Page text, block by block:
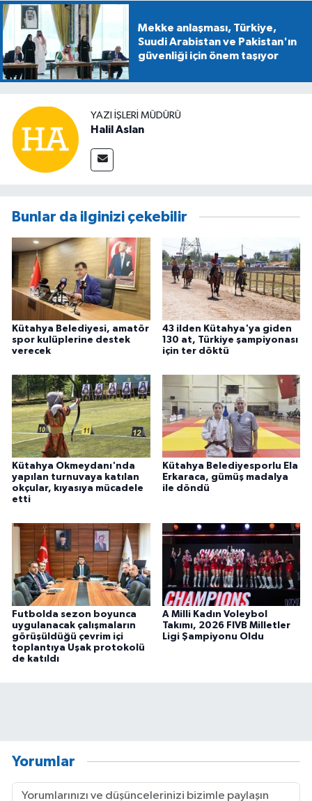
Mekke anlaşması, Türkiye,
Suudi Arabistan ve Pakistan'ın
güvenliği için önem taşıyor
YAZI İŞLERİ MÜDÜRÜ
Halil Aslan
Bunlar da ilginizi çekebilir
Kütahya Belediyesi, amatör
spor kulüplerine destek
verecek
43 ilden Kütahya'ya giden
130 at, Türkiye şampiyonası
için ter döktü
Kütahya Okmeydanı'nda
yapılan turnuvaya katılan
okçular, kıyasıya mücadele
etti
Kütahya Belediyesporlu Ela
Erkaraca, gümüş madalya
ile döndü
Futbolda sezon boyunca
uygulanacak çalışmaların
görüşüldüğü çevrim içi
toplantıya Uşak protokolü
de katıldı
A Milli Kadın Voleybol
Takımı, 2026 FIVB Milletler
Ligi Şampiyonu Oldu
Yorumlar